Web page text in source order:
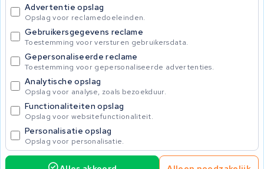
Advertentie opslag
Opslag voor reclamedoeleinden.
Gebruikersgegevens reclame
Toestemming voor versturen gebruikersdata.
Gepersonaliseerde reclame
Toestemming voor gepersonaliseerde advertenties.
Analytische opslag
Opslag voor analyse, zoals bezoekduur.
Functionaliteiten opslag
Opslag voor websitefunctionaliteit.
Personalisatie opslag
Opslag voor personalisatie.
Algemene voorwaarden
Privacy Policy